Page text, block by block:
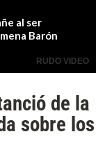
de la
sobre los